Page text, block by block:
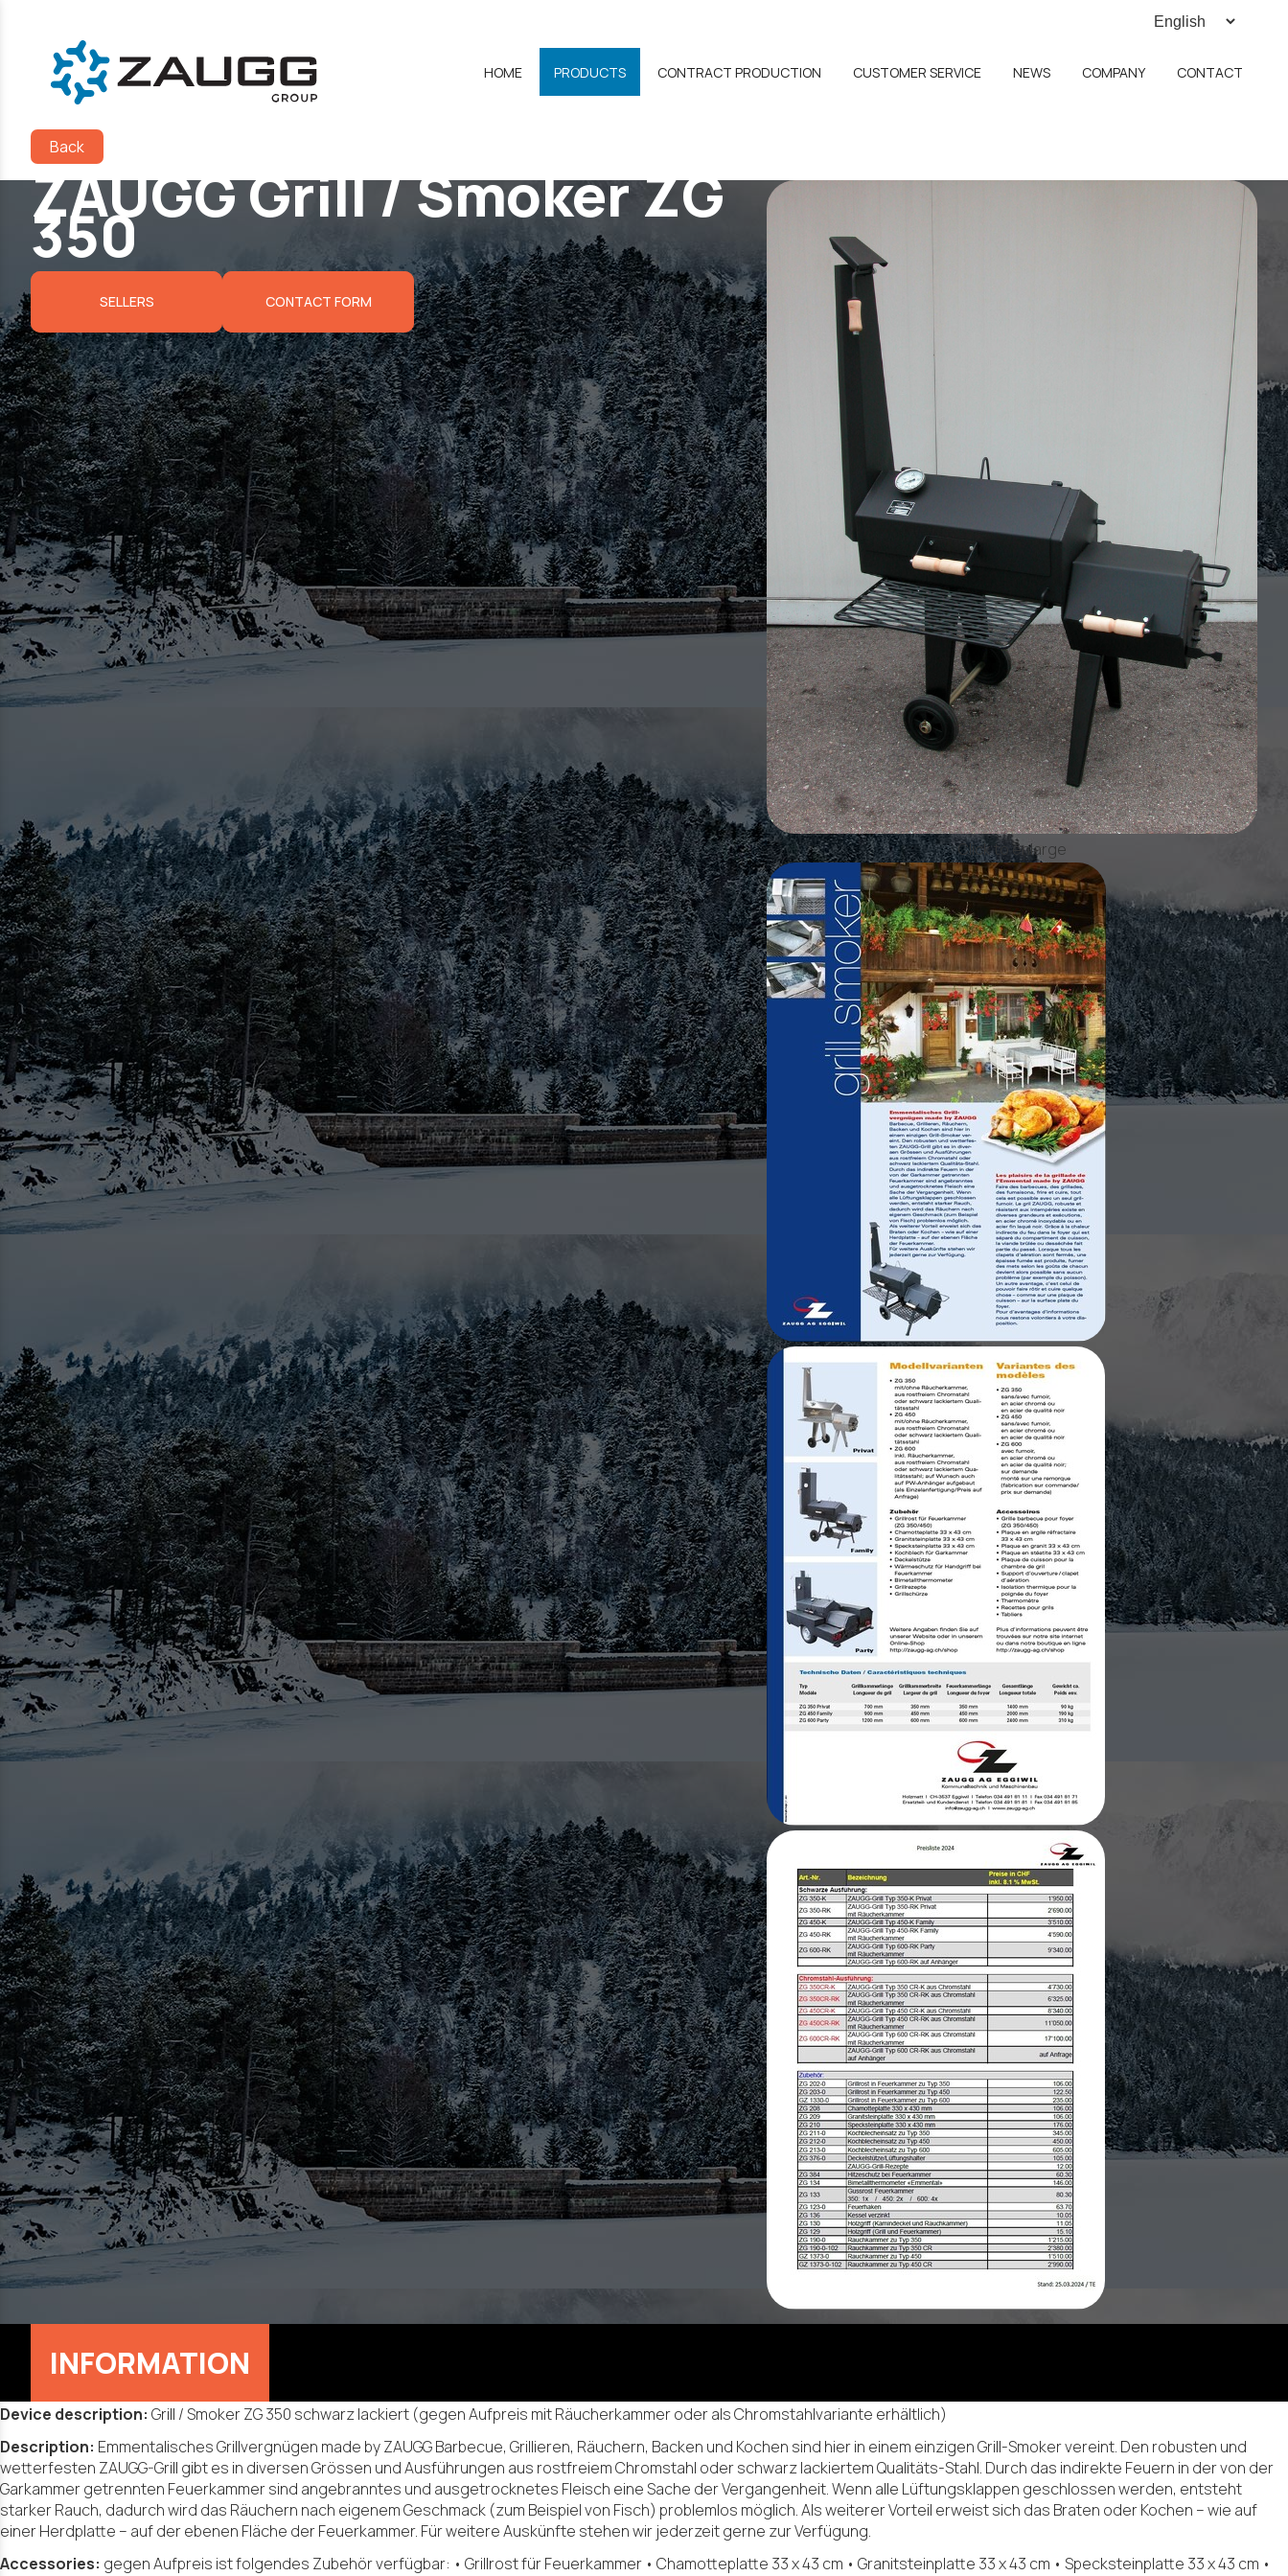
HOME PRODUCTS CONTRACT PRODUCTION CUSTOMER SERVICE NEWS COMPANY CONTACT
Back
Click to enlarge
ZAUGG Grill / Smoker ZG
350
SELLERS CONTACT FORM
Device description: Grill / Smoker ZG 350 schwarz lackiert (gegen Aufpreis mit Räucherkammer oder als Chromstahlvariante erhältlich)
Description: Emmentalisches Grillvergnügen made by ZAUGG Barbecue, Grillieren, Räuchern, Backen und Kochen sind hier in einem einzigen Grill-Smoker vereint. Den robusten und
wetterfesten ZAUGG-Grill gibt es in diversen Grössen und Ausführungen aus rostfreiem Chromstahl oder schwarz lackiertem Qualitäts-Stahl. Durch das indirekte Feuern in der von der
Garkammer getrennten Feuerkammer sind angebranntes und ausgetrocknetes Fleisch eine Sache der Vergangenheit. Wenn alle Lüftungsklappen geschlossen werden, entsteht
starker Rauch, dadurch wird das Räuchern nach eigenem Geschmack (zum Beispiel von Fisch) problemlos möglich. Als weiterer Vorteil erweist sich das Braten oder Kochen – wie auf
einer Herdplatte – auf der ebenen Fläche der Feuerkammer. Für weitere Auskünfte stehen wir jederzeit gerne zur Verfügung.
Accessories: gegen Aufpreis ist folgendes Zubehör verfügbar: • Grillrost für Feuerkammer • Chamotteplatte 33 x 43 cm • Granitsteinplatte 33 x 43 cm • Specksteinplatte 33 x 43 cm •